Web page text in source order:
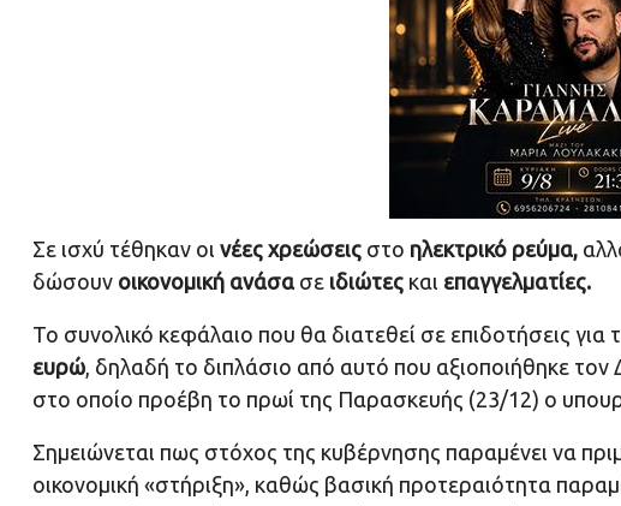
Σε ισχύ τέθηκαν οι νέες χρεώσεις στο ηλεκτρικό ρεύμα,
δώσουν οικονομική ανάσασε ιδιώτες και επαγγελματίες.
Το συνολικό κεφάλαιο που θα διατεθεί σε επιδοτήσεις για
ευρώ, δηλαδή το διπλάσιο από αυτό που αξιοποιήθηκε
στο οποίο προέβη το πρωί της Παρασκευής (23/12) ο
Σημειώνεται πως στόχος της κυβέρνησης παραμένει να
οικονομική «στήριξη», καθώς βασική προτεραιότητα